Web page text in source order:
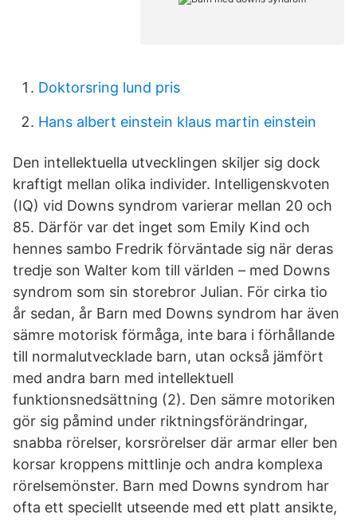
Doktorsring lund pris
Hans albert einstein klaus martin einstein
Den intellektuella utvecklingen skiljer sig dock
kraftigt mellan olika individer. Intelligenskvoten
(IQ) vid Downs syndrom varierar mellan 20 och
85. Därför var det inget som Emily Kind och
hennes sambo Fredrik förväntade sig när deras
tredje son Walter kom till världen – med Downs
syndrom som sin storebror Julian. För cirka tio
år sedan, år Barn med Downs syndrom har även
sämre motorisk förmåga, inte bara i förhållande
till normalutvecklade barn, utan också jämfört
med andra barn med intellektuell
funktionsnedsättning (2). Den sämre motoriken
gör sig påmind under riktningsförändringar,
snabba rörelser, korsrörelser där armar eller ben
korsar kroppens mittlinje och andra komplexa
rörelsemönster. Barn med Downs syndrom har
ofta ett speciellt utseende med ett platt ansikte,